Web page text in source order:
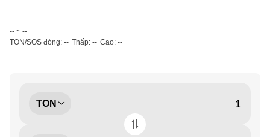
-- ~ --
TON/SOS đóng: -- Thấp: -- Cao: --
TON